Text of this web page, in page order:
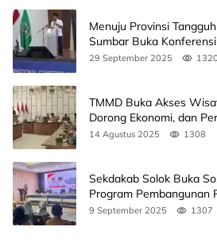
Menuju Provinsi
Sumbar Buka
Unand
29 September 2025 1320
TMMD Buka Akses
Dorong Ekonomi, dan
14 Agustus 2025 1308
Sekdakab Solok Buka
Program Pembangunan
Pendidikan
9 September 2025 1307